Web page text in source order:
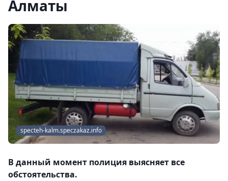
Алматы
specteh-kalm.speczakaz.info
В данный момент полиция выясняет все
обстоятельства.